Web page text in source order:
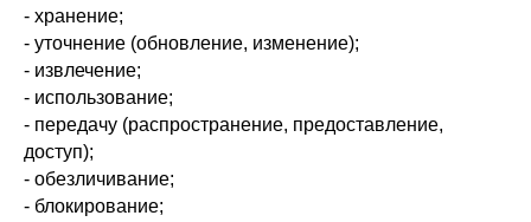
- хранение;
- уточнение (обновление, изменение);
- извлечение;
- использование;
- передачу (распространение, предоставление,
доступ);
- обезличивание;
- блокирование;